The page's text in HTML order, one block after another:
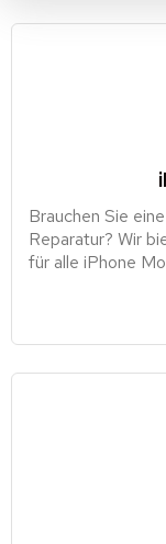
Brauchen Sie
Reparatur? Wir
für alle iPhone